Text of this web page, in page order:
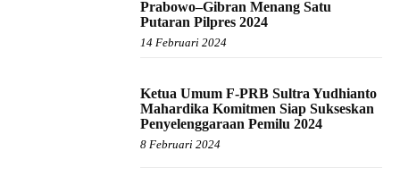
Prabowo–Gibran Menang Satu
Putaran Pilpres 2024
14 Februari 2024
Ketua Umum F-PRB Sultra Yudhianto
Mahardika Komitmen Siap Sukseskan
Penyelenggaraan Pemilu 2024
8 Februari 2024